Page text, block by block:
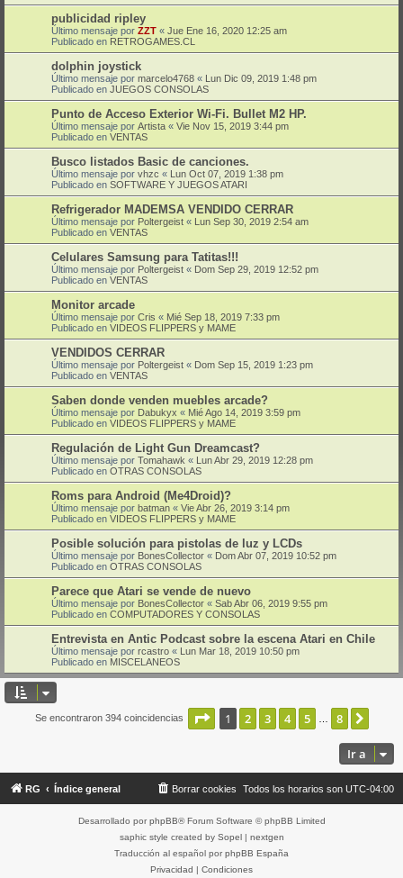
publicidad ripley
Último mensaje por ZZT « Jue Ene 16, 2020 12:25 am
Publicado en RETROGAMES.CL
dolphin joystick
Último mensaje por marcelo4768 « Lun Dic 09, 2019 1:48 pm
Publicado en JUEGOS CONSOLAS
Punto de Acceso Exterior Wi-Fi. Bullet M2 HP.
Último mensaje por Artista « Vie Nov 15, 2019 3:44 pm
Publicado en VENTAS
Busco listados Basic de canciones.
Último mensaje por vhzc « Lun Oct 07, 2019 1:38 pm
Publicado en SOFTWARE Y JUEGOS ATARI
Refrigerador MADEMSA VENDIDO CERRAR
Último mensaje por Poltergeist « Lun Sep 30, 2019 2:54 am
Publicado en VENTAS
Celulares Samsung para Tatitas!!!
Último mensaje por Poltergeist « Dom Sep 29, 2019 12:52 pm
Publicado en VENTAS
Monitor arcade
Último mensaje por Cris « Mié Sep 18, 2019 7:33 pm
Publicado en VIDEOS FLIPPERS y MAME
VENDIDOS CERRAR
Último mensaje por Poltergeist « Dom Sep 15, 2019 1:23 pm
Publicado en VENTAS
Saben donde venden muebles arcade?
Último mensaje por Dabukyx « Mié Ago 14, 2019 3:59 pm
Publicado en VIDEOS FLIPPERS y MAME
Regulación de Light Gun Dreamcast?
Último mensaje por Tomahawk « Lun Abr 29, 2019 12:28 pm
Publicado en OTRAS CONSOLAS
Roms para Android (Me4Droid)?
Último mensaje por batman « Vie Abr 26, 2019 3:14 pm
Publicado en VIDEOS FLIPPERS y MAME
Posible solución para pistolas de luz y LCDs
Último mensaje por BonesCollector « Dom Abr 07, 2019 10:52 pm
Publicado en OTRAS CONSOLAS
Parece que Atari se vende de nuevo
Último mensaje por BonesCollector « Sab Abr 06, 2019 9:55 pm
Publicado en COMPUTADORES Y CONSOLAS
Entrevista en Antic Podcast sobre la escena Atari en Chile
Último mensaje por rcastro « Lun Mar 18, 2019 10:50 pm
Publicado en MISCELANEOS
Se encontraron 394 coincidencias Página de
1 2 3 4 5 8
Ir a
RG Índice general Todos los horarios son UTC-04:00
Borrar cookies
Desarrollado por phpBB® Forum Software © phpBB Limited
saphic style created by Sopel| nextgen
Traducción al español por phpBB España
Privacidad | Condiciones